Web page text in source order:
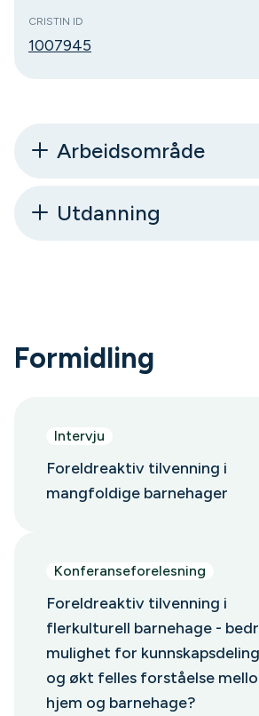
CRISTIN ID
1007945
Arbeidsområde
Utdanning
Formidling
Intervju
Foreldreaktiv tilvenning i
mangfoldige barnehager
Konferanseforelesning
Foreldreaktiv tilvenning i
flerkulturell barnehage -
mulighet for kunnskapsdeling
og økt felles forståelse
hjem og barnehage?